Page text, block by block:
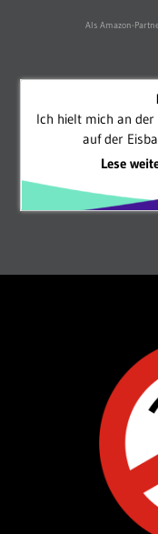
Als Amazon-
Ich hielt mich an der
auf der
Lese